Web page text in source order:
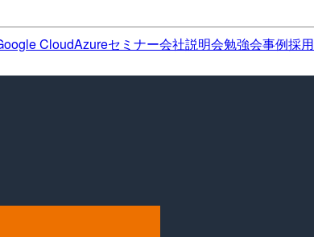
CloudAzureセミナー会社説明会勉強会事例採用